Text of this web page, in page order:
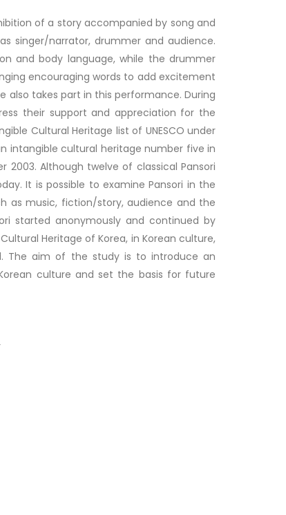
of a story accompanied by song and
singer/narrator, drummer and audience.
and body language, while the drummer
encouraging words to add excitement
takes part in this performance. During
their support and appreciation for the
Cultural Heritage list of UNESCO under
intangible cultural heritage number five in
2003. Although twelve of classical Pansori
It is possible to examine Pansori in the
as music, fiction/story, audience and the
started anonymously and continued by
Heritage of Korea, in Korean culture,
The aim of the study is to introduce an
culture and set the basis for future